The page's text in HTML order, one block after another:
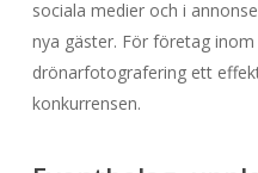
sociala medier och i
nya gäster. För företag
drönarfotografering ett
konkurrensen.